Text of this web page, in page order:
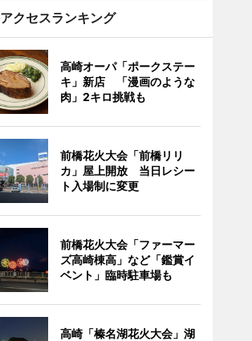
アクセスランキング
高崎オーパ「ポークステー
キ」新店 「漫画のような
肉」2キロ挑戦も
前橋花火大会「前橋リリ
カ」屋上開放 当日レシー
ト入場制に変更
前橋花火大会「ファーマー
ズ高崎棟高」など「鑑賞イ
ベント」臨時駐車場も
高崎「榛名湖花火大会」湖